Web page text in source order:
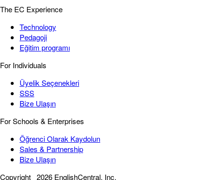
The EC Experience
Technology
Pedagoji
Eğitim programı
For Individuals
Üyelik Seçenekleri
SSS
Bize Ulaşın
For Schools & Enterprises
Öğrenci Olarak Kaydolun
Sales & Partnership
Bize Ulaşın
Copyright 2026 EnglishCentral, Inc.